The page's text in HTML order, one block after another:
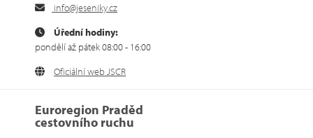
info@jeseniky.cz
Úřední hodiny:
pondělí až pátek 08:00 - 16:00
Oficiální web JSCR
Euroregion Praděd
cestovního ruchu